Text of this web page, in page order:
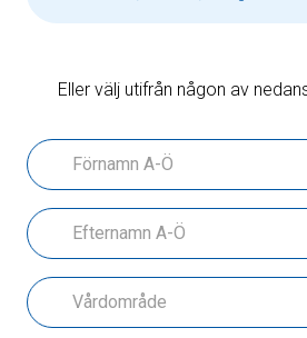
Eller välj utifrån någon av